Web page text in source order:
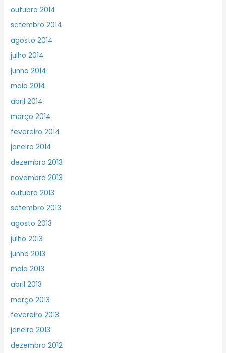
outubro 2014
setembro 2014
agosto 2014
julho 2014
junho 2014
maio 2014
abril 2014
março 2014
fevereiro 2014
janeiro 2014
dezembro 2013
novembro 2013
outubro 2013
setembro 2013
agosto 2013
julho 2013
junho 2013
maio 2013
abril 2013
março 2013
fevereiro 2013
janeiro 2013
dezembro 2012